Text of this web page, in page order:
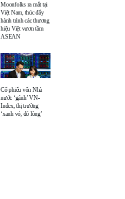
Moonfolks ra mắt tại
Việt Nam, thúc đẩy
hành trình các thương
hiệu Việt vươn tầm
ASEAN
Cổ phiếu vốn Nhà
nước ‘gánh’ VN-
Index, thị trường
‘xanh vỏ, đỏ lòng’